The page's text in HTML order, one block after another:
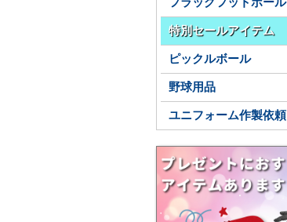
特別セールアイテム
ピックルボール
野球用品
ユニフォーム作製依頼